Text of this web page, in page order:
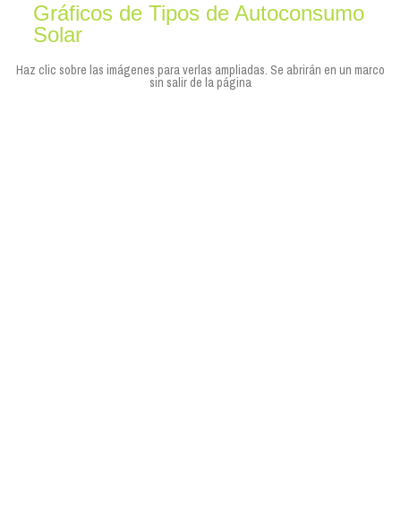
Gráficos de Tipos de Autoconsumo
Solar
Haz clic sobre las imágenes para verlas ampliadas. Se abrirán en un marco
sin salir de la página